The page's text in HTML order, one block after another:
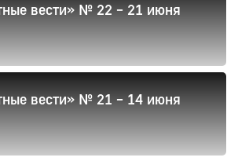
вести» № 22 – 21 июня
вести» № 21 – 14 июня